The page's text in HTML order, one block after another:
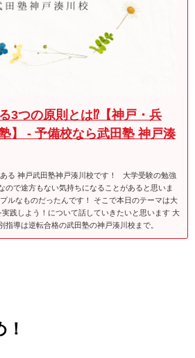
3つの原則とは⁉【神戸・兵
】 - 予備校なら武田塾 神戸湊
る 神戸武田塾神戸湊川校です！ 大学受験の勉強
ので途方もない気持ちになることがあると思いま
ルなものだったんです！ そこで本日のテーマは大
践しよう！について話していきたいと思います 大
指導は逆転合格の武田塾の神戸湊川校まで。